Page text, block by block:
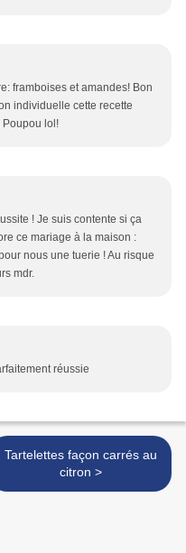
framboises et amandes! Bon
individuelle cette recette
Poupou lol!
! Je suis contente si ça
ce mariage à la maison :
nous une tuerie ! Au risque
mdr.
réussie
Tartelettes façon carrés au
citron >